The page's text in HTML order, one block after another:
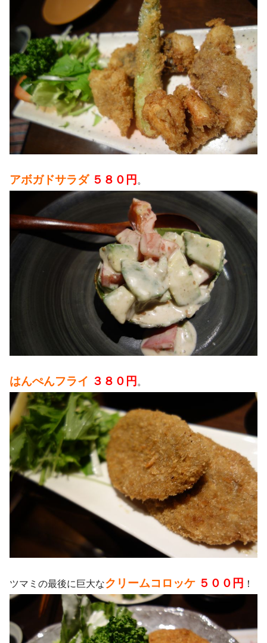
アボガドサラダ ５８０円 。
はんぺんフライ ３８０円 。
ツマミの最後に巨大なクリームコロッケ ５００円 ！